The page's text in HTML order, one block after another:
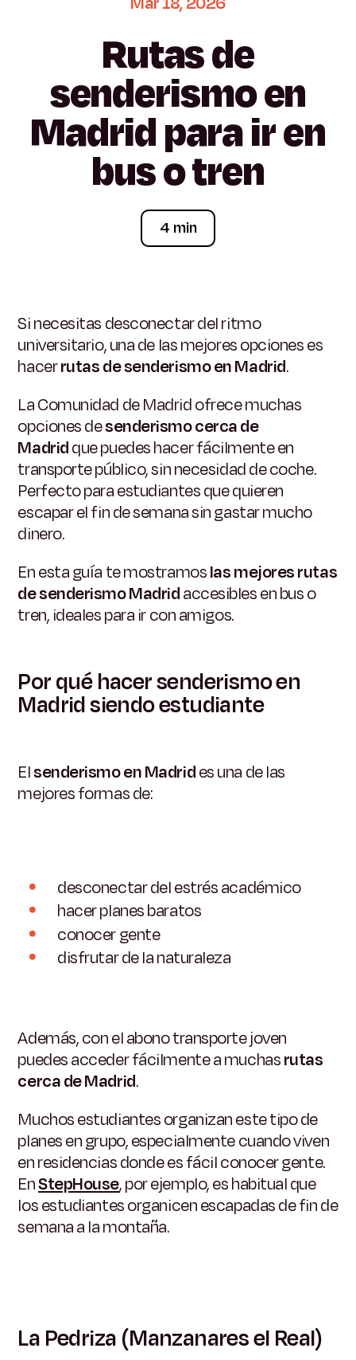
Rutasde
senderismoen
Madridparairen
busotren
4 min
Si necesitas desconectar del ritmo
universitario, una de las mejores opciones es
hacerrutas de senderismo en Madrid.
La Comunidad de Madrid ofrece muchas
opciones desenderismo cerca de
Madridque puedes hacer fácilmente en
transporte público, sin necesidad de coche.
Perfecto para estudiantes que quieren
escapar el fin de semana sin gastar mucho
dinero.
En esta guía te mostramoslas mejores rutas
de senderismo Madridaccesibles en bus o
tren, ideales para ir con amigos.
Por qué hacer senderismo en
Madrid siendo estudiante
Elsenderismo en Madrides una de las
mejores formas de:
desconectar del estrés académico
hacer planes baratos
conocer gente
disfrutar de la naturaleza
Además, con el abono transporte joven
puedes acceder fácilmente a muchasrutas
cerca de Madrid.
Muchos estudiantes organizan este tipo de
planes en grupo, especialmente cuando viven
en residencias donde es fácil conocer gente.
EnStepHouse, por ejemplo, es habitual que
los estudiantes organicen escapadas de fin de
semana a la montaña.
La Pedriza (Manzanares el Real)